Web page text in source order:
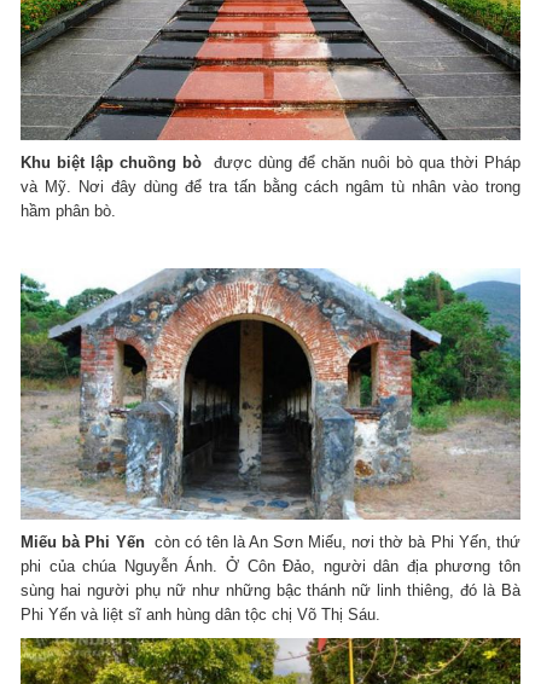
Khu biệt lập chuồng bò
được dùng để chăn nuôi bò qua thời Pháp
và Mỹ. Nơi đây dùng để tra tấn bằng cách ngâm tù nhân vào trong
hầm phân bò.
Miếu bà Phi Yến còn có tên là An Sơn Miếu, nơi thờ bà Phi Yến, thứ
phi của chúa Nguyễn Ánh. Ở Côn Đảo, người dân địa phương tôn
sùng hai người phụ nữ như những bậc thánh nữ linh thiêng, đó là Bà
Phi Yến và liệt sĩ anh hùng dân tộc chị Võ Thị Sáu.